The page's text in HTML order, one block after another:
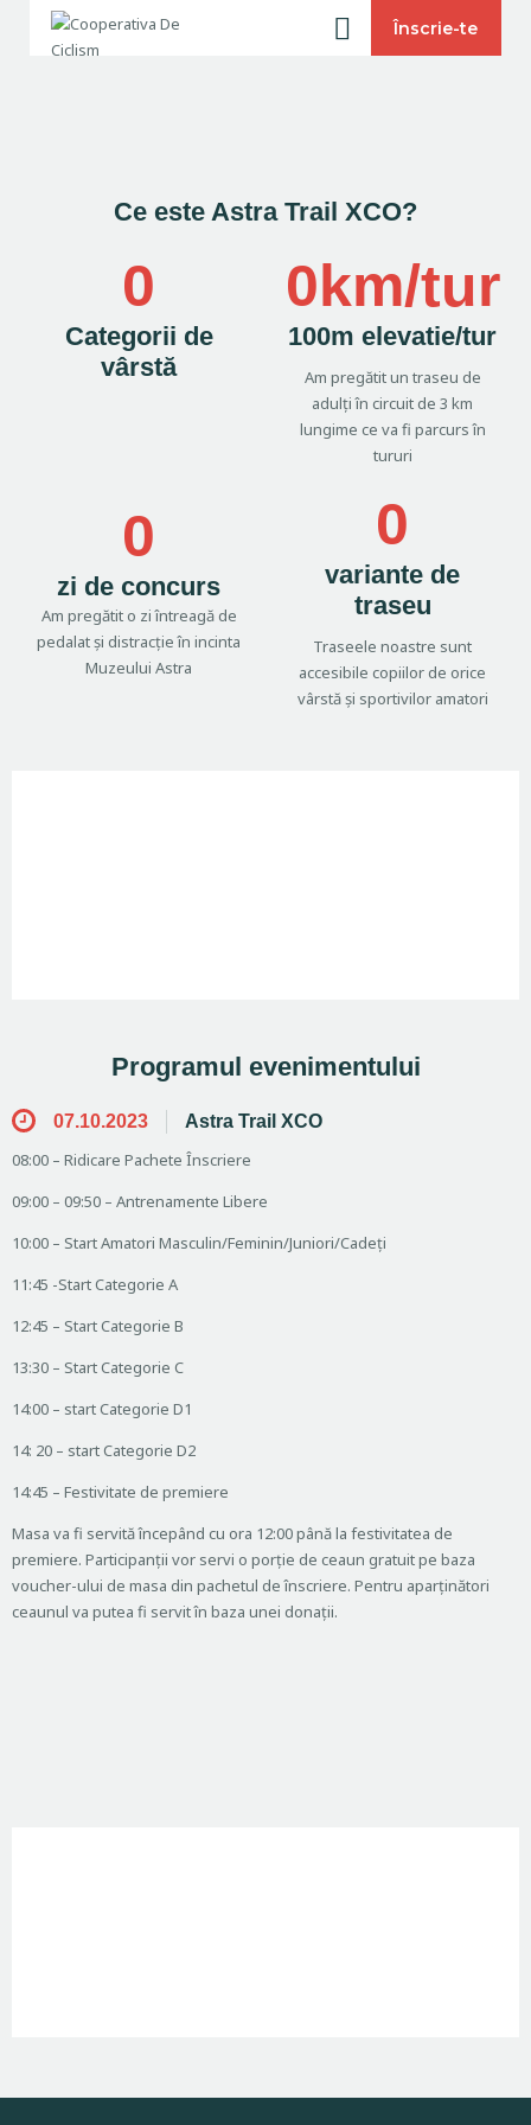
Înscrie-te
Cooperativa De Ciclism
Astra Trail 2024
Blog
Contact
[rev_slider alias="slider-4"][/rev_slider]
Ce este Astra Trail XCO?
0
Categorii de
vârstă
0km/tur
100m elevatie/tur
Am pregătit un traseu de
adulți în circuit de 3 km
lungime ce va fi parcurs în
tururi
0
zi de concurs
Am pregătit o zi întreagă de
pedalat și distracție în incinta
Muzeului Astra
0
variante de
traseu
Traseele noastre sunt
accesibile copiilor de orice
vârstă și sportivilor amatori
Programul evenimentului
07.10.2023 Astra Trail XCO
08:00 – Ridicare Pachete Înscriere
09:00 – 09:50 – Antrenamente Libere
10:00 – Start Amatori Masculin/Feminin/Juniori/Cadeți
11:45 -Start Categorie A
12:45 – Start Categorie B
13:30 – Start Categorie C
14:00 – start Categorie D1
14: 20 – start Categorie D2
14:45 – Festivitate de premiere
Masa va fi servită începând cu ora 12:00 până la festivitatea de
premiere. Participanții vor servi o porție de ceaun gratuit pe baza
voucher-ului de masa din pachetul de înscriere. Pentru aparținători
ceaunul va putea fi servit în baza unei donații.